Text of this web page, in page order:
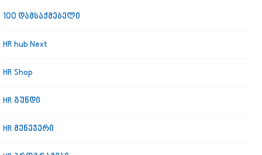
100 დამსაქმებელი
HR hub Next
HR Shop
HR გუნდი
HR მენეჯერი